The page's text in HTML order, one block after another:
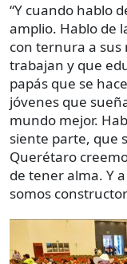
“Y cuando hablo
amplio. Hablo de
con ternura a sus
trabajan y que
papás que se
jóvenes que
mundo mejor.
siente parte, que
Querétaro
de tener alma. Y
somos